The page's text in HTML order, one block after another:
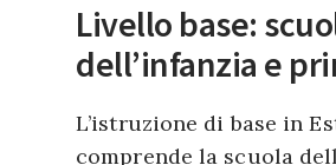
Livello base:
dell’infanzia e
L’istruzione di base in
comprende la scuola